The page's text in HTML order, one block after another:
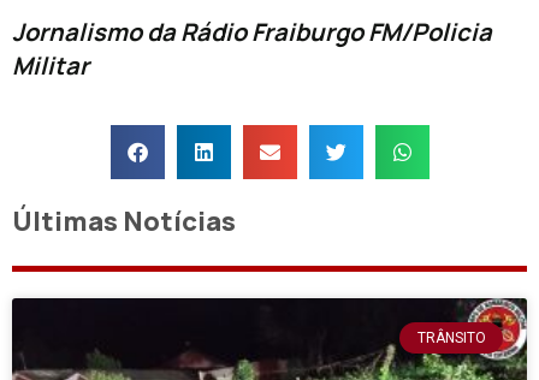
Jornalismo da Rádio Fraiburgo FM/Policia
Militar
Últimas Notícias
TRÂNSITO